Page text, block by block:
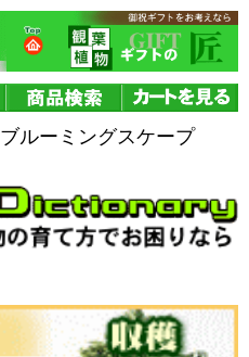
ルーミングスケープ